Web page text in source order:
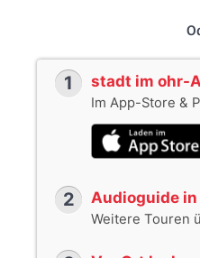
1 stadt im ohr-
Im App-Store &
2 Audioguide
Weitere Touren